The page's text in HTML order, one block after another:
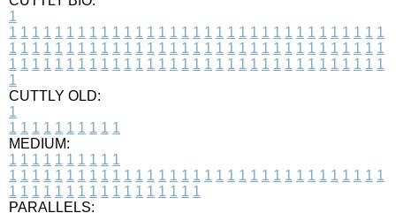
1
1 1 1 1 1 1 1 1 1 1 1 1 1 1 1 1 1 1 1 1 1 1 1 1 1 1 1 1 1 1 1 1 1
1 1 1 1 1 1 1 1 1 1 1 1 1 1 1 1 1 1 1 1 1 1 1 1 1 1 1 1 1 1 1 1 1
1 1 1 1 1 1 1 1 1 1 1 1 1 1 1 1 1 1 1 1 1 1 1 1 1 1 1 1 1 1 1 1 1
1
CUTTLY OLD:
1
1 1 1 1 1 1 1 1 1 1
MEDIUM:
1 1 1 1 1 1 1 1 1 1
1 1 1 1 1 1 1 1 1 1 1 1 1 1 1 1 1 1 1 1 1 1 1 1 1 1 1 1 1 1 1 1 1
1 1 1 1 1 1 1 1 1 1 1 1 1 1 1 1 1
PARALLELS: